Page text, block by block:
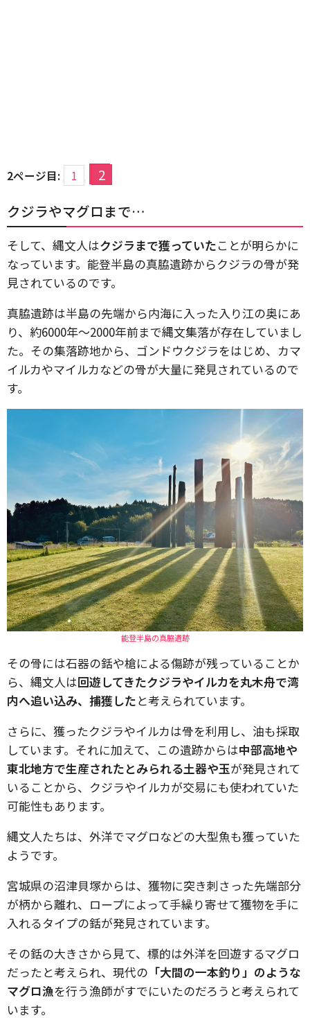
2ページ目: 1 2
クジラやマグロまで…
そして、縄文人はクジラまで獲っていたことが明らかに
なっています。能登半島の真脇遺跡からクジラの骨が発
見されているのです。
真脇遺跡は半島の先端から内海に入った入り江の奥にあ
り、約6000年～2000年前まで縄文集落が存在していまし
た。その集落跡地から、ゴンドウクジラをはじめ、カマ
イルカやマイルカなどの骨が大量に発見されているので
す。
能登半島の真脇遺跡
その骨には石器の銛や槍による傷跡が残っていることか
ら、縄文人は回遊してきたクジラやイルカを丸木舟で湾
内へ追い込み、捕獲したと考えられています。
さらに、獲ったクジラやイルカは骨を利用し、油も採取
しています。それに加えて、この遺跡からは中部高地や
東北地方で生産されたとみられる土器や玉が発見されて
いることから、クジラやイルカが交易にも使われていた
可能性もあります。
縄文人たちは、外洋でマグロなどの大型魚も獲っていた
ようです。
宮城県の沼津貝塚からは、獲物に突き刺さった先端部分
が柄から離れ、ロープによって手繰り寄せて獲物を手に
入れるタイプの銛が発見されています。
その銛の大きさから見て、標的は外洋を回遊するマグロ
だったと考えられ、現代の 「大間の一本釣り」のような
マグロ漁を行う漁師がすでにいたのだろうと考えられて
います。